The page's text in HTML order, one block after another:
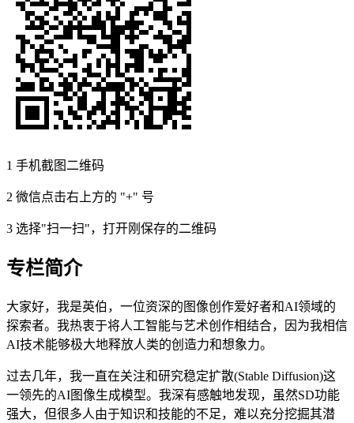
1 手机截图二维码
2 微信点击右上方的 "+" 号
3 选择"扫一扫"，打开刚保存的二维码
专栏简介
大家好，我是英伯，一位资深的图像创作爱好者和AI领域的
探索者。我热衷于将人工智能与艺术创作相结合，因为我相信
AI技术能够极大地释放人类的创造力和想象力。
过去几年，我一直在关注和研究稳定扩散(Stable Diffusion)这
一领先的AI图像生成模型。我深有感触地发现，虽然SD功能
强大，但很多人由于知识和技能的不足，难以充分挖掘其潜